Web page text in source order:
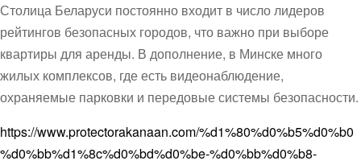
Столица Беларуси постоянно входит в число лидеров
рейтингов безопасных городов, что важно при выборе
квартиры для аренды. В дополнение, в Минске много
жилых комплексов, где есть видеонаблюдение,
охраняемые парковки и передовые системы безопасности.
https://www.protectorakanaan.com/%d1%80%d0%b5%d0%b0
%d0%bb%d1%8c%d0%bd%d0%be-%d0%bb%d0%b8-